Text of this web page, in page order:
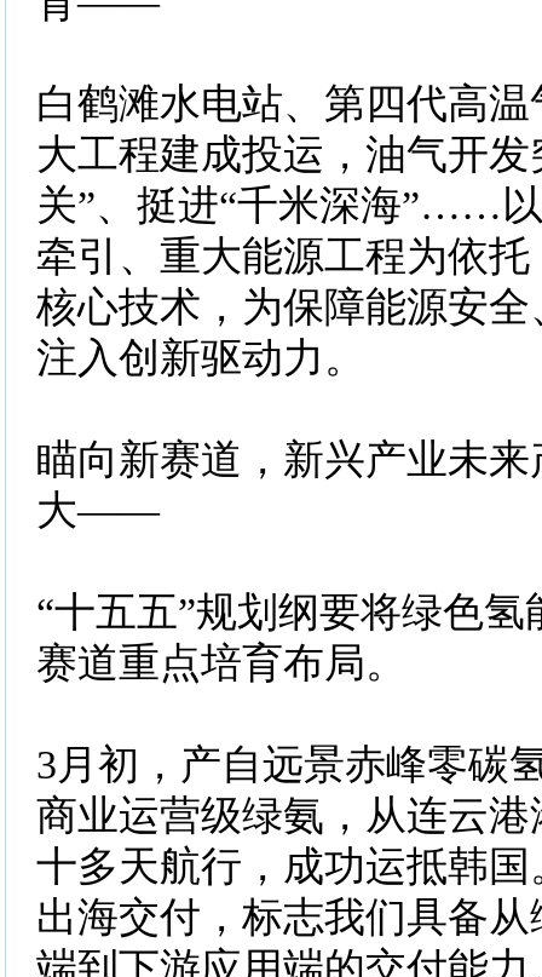
白鹤滩水电站、第四代高
大工程建成投运，油气开
关”、挺进“千米深海”……
牵引、重大能源工程为依
核心技术，为保障能源安
注入创新驱动力。
瞄向新赛道，新兴产业未
大——
“十五五”规划纲要将绿色
赛道重点培育布局。
3月初，产自远景赤峰零碳
商业运营级绿氨，从连云
十多天航行，成功运抵韩
出海交付，标志我们具备
端到下游应用端的交付能